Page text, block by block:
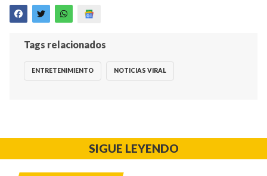
Tags relacionados
ENTRETENIMIENTO NOTICIAS VIRAL
SIGUE LEYENDO